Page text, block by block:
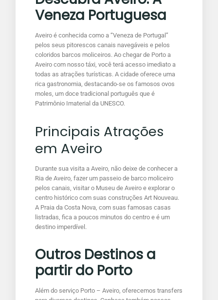
Veneza Portuguesa
Aveiro é conhecida como a “Veneza de Portugal”
pelos seus pitorescos canais navegáveis e pelos
coloridos barcos moliceiros. Ao chegar de Porto a
Aveiro com nosso táxi, você terá acesso imediato a
todas as atrações turísticas. A cidade oferece uma
rica gastronomia, destacando-se os famosos ovos
moles, um doce tradicional português que é
Patrimônio Imaterial da UNESCO.
Principais Atrações
em Aveiro
Durante sua visita a Aveiro, não deixe de conhecer a
Ria de Aveiro, fazer um passeio de barco moliceiro
pelos canais, visitar o Museu de Aveiro e explorar o
centro histórico com suas construções Art Nouveau.
A Praia da Costa Nova, com suas famosas casas
listradas, fica a poucos minutos do centro e é um
destino imperdível.
Outros Destinos a
partir do Porto
Além do serviço Porto – Aveiro, oferecemos transfers